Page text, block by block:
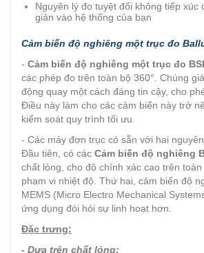
Nguyên lý đo tuyệt đối không tiếp xúc
giản vào hệ thống của bạn
Cảm biến độ nghiêng một trục đo
- Cảm biến độ nghiêng một trục đo BSI
các phép đo trên toàn bộ 360°. Chúng
động quay một cách đáng tin cậy, cho
Điều này làm cho các cảm biến này trở
kiểm soát quy trình tối ưu.
- Các máy đơn trục có sẵn với hai
Đầu tiên, có các Cảm biến độ nghiêng
chất lỏng, cho độ chính xác cao trên
phạm vi nhiệt độ. Thứ hai, cảm biến độ
MEMS (Micro Electro Mechanical
ứng dụng đòi hỏi sự linh hoạt hơn.
Đặc trưng:
- Dựa trên chất lỏng: